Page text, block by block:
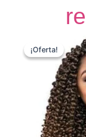
¡Oferta!
¡Oferta!
precio
original
25.00€.
es: